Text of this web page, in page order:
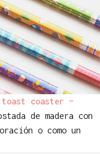
toast coaster –
de madera con
o como un